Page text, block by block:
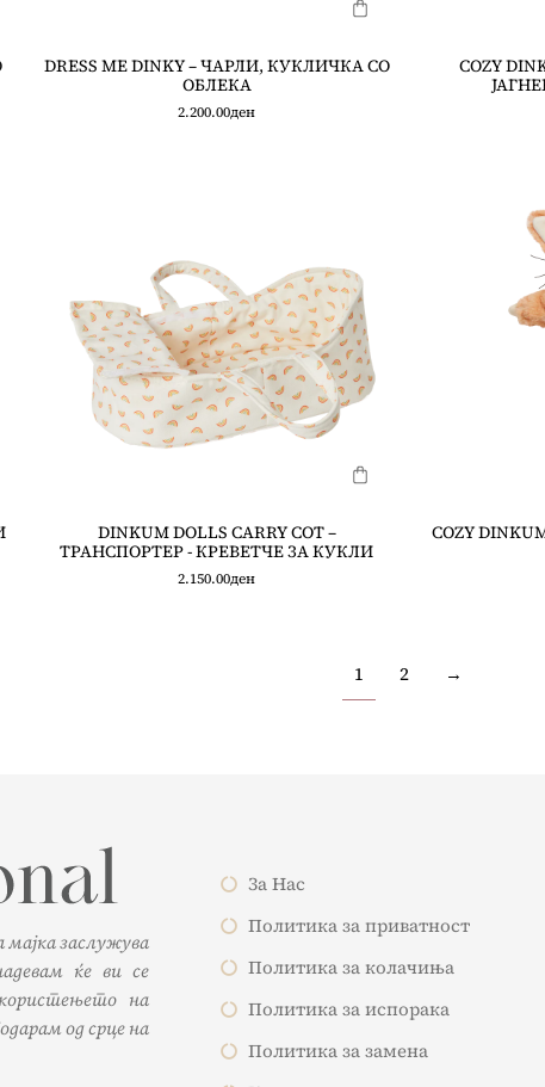
DRESS ME DINKY – ЧАРЛИ, КУКЛИЧКА СО
ОБЛЕКА
2.200.00ден
COZY
DINKUM DOLLS CARRY COT –
ТРАНСПОРТЕР - КРЕВЕТЧЕ ЗА КУКЛИ
2.150.00ден
COZY
1 2 →
мајка заслужува
ќе ви се
на
од срце на
За Нас
Политика за приватност
Политика за колачиња
Политика за испорака
Политика за замена